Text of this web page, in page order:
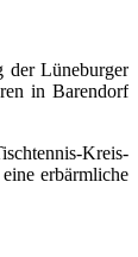
der Lüneburger
in Barendorf
Kreis-
erbärmliche